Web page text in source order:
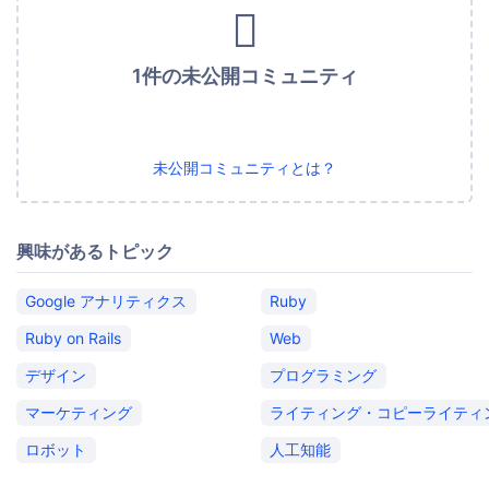
1件の未公開コミュニティ
未公開コミュニティとは？
興味があるトピック
Google アナリティクス
Ruby
Ruby on Rails
Web
デザイン
プログラミング
マーケティング
ライティング・コピーライティ
ロボット
人工知能